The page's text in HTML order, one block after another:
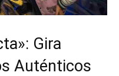
Gira
Auténticos